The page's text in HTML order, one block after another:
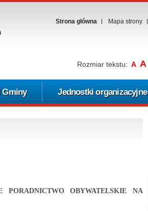
Strona główna Mapa strony
Rozmiar tekstu: A A
Gminy Jednostki organizacyjne
PORADNICTWO OBYWATELSKIE NA